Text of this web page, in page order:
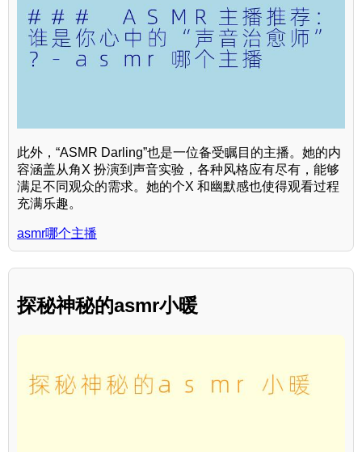
此外，“ASMR Darling”也是一位备受瞩目的主播。她的内
容涵盖从角X 扮演到声音实验，各种风格应有尽有，能够
满足不同观众的需求。她的个X 和幽默感也使得观看过程
充满乐趣。
asmr哪个主播
探秘神秘的asmr小暖